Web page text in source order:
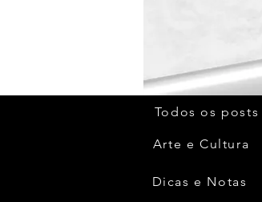
Todos os posts
Arte e Cultura
Dicas e Notas